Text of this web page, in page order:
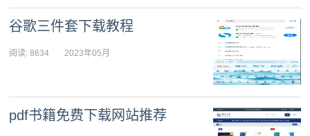
谷歌三件套下载教程
阅读: 8634
2023年05月
pdf书籍免费下载网站推荐